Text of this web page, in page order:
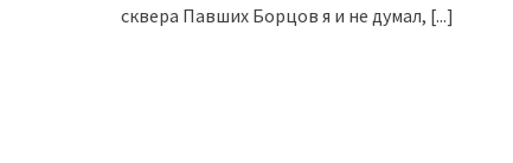
сквера Павших Борцов я и не думал, [...]